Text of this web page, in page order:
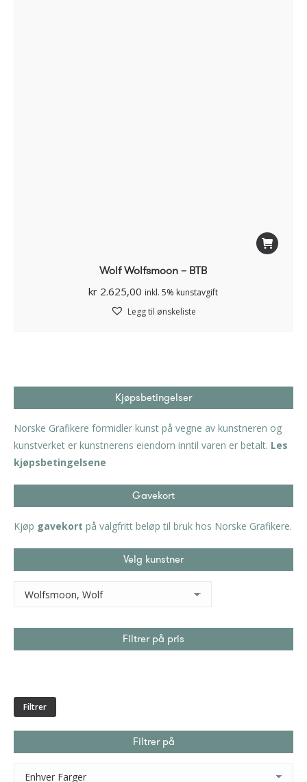
Wolf Wolfsmoon – BTB
kr 2.625,00 inkl. 5% kunstavgift
Legg til ønskeliste
Kjøpsbetingelser
Norske Grafikere formidler kunst på vegne av kunstneren og
kunstverket er kunstnerens eiendom inntil varen er betalt. Les
kjøpsbetingelsene
Gavekort
Kjøp gavekort på valgfritt beløp til bruk hos Norske Grafikere.
Velg kunstner
Filtrer på pris
Filtrer
Filtrer på